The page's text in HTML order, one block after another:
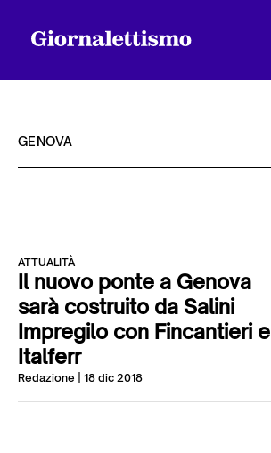
Chi siamo
Contatti
GENOVA
ATTUALITÀ
Il nuovo ponte a Genova
sarà costruito da Salini
Impregilo con Fincantieri e
Italferr
Redazione | 18 dic 2018